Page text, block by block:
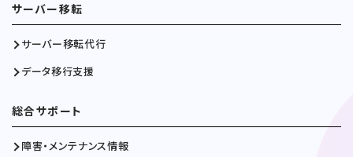
サーバー移転
サーバー移転代行
データ移行支援
総合サポート
障害・メンテナンス情報